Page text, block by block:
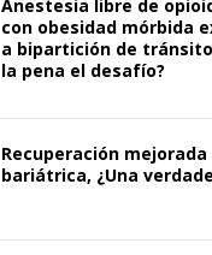
Anestesia libre de
con obesidad mórbida
a bipartición de
la pena el desafío?
Recuperación
bariátrica, ¿Una